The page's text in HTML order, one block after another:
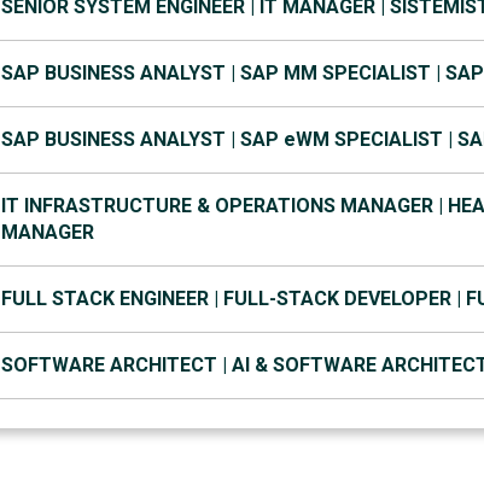
SENIOR SYSTEM ENGINEER | IT MANAGER |
SAP BUSINESS ANALYST | SAP MM SPECIALIST |
SAP BUSINESS ANALYST | SAP eWM SPECIALIST |
IT INFRASTRUCTURE & OPERATIONS MANAGER |
MANAGER
FULL STACK ENGINEER | FULL-STACK DEVELOPER |
SOFTWARE ARCHITECT | AI & SOFTWARE